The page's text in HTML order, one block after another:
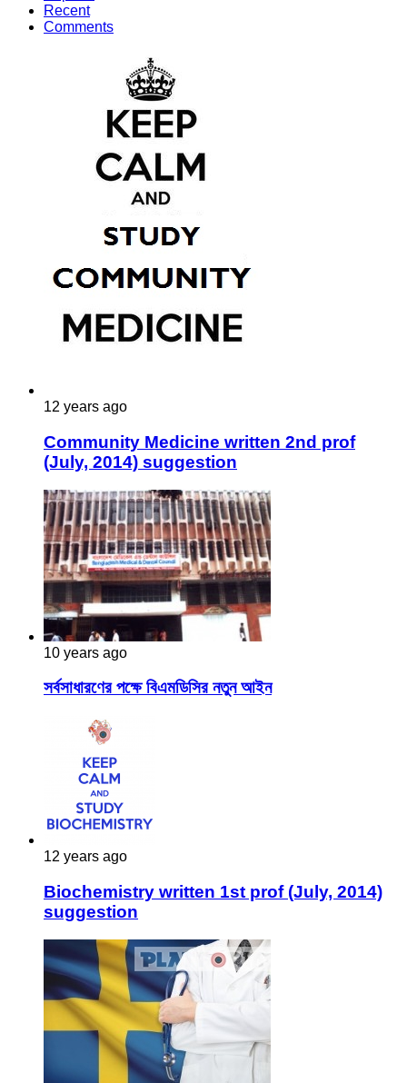
Recent
Comments
12 years ago
Community Medicine written 2nd prof
(July, 2014) suggestion
10 years ago
সর্বসাধারণের পক্ষে বিএমডিসির নতুন আইন
12 years ago
Biochemistry written 1st prof (July, 2014)
suggestion